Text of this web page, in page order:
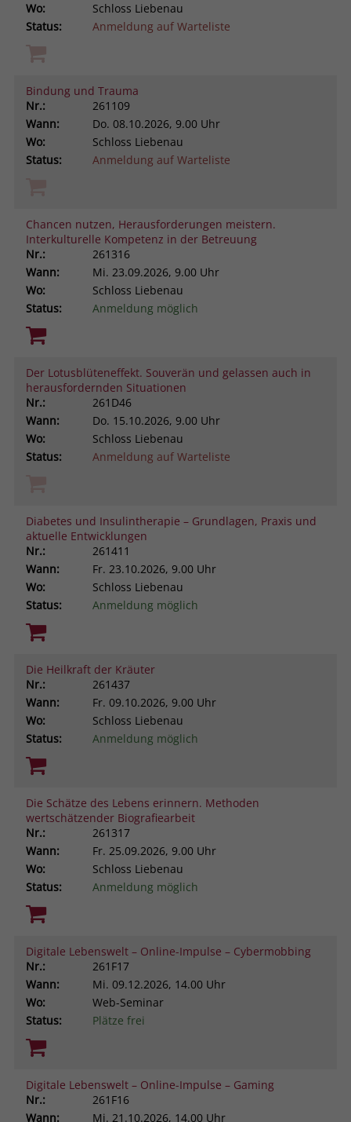
Wo:
Schloss Liebenau
Status:
Anmeldung auf Warteliste
Bindung und Trauma
Nr.:
261109
Wann:
Do. 08.10.2026, 9.00 Uhr
Wo:
Schloss Liebenau
Status:
Anmeldung auf Warteliste
Chancen nutzen, Herausforderungen meistern.
Interkulturelle Kompetenz in der Betreuung
Nr.:
261316
Wann:
Mi. 23.09.2026, 9.00 Uhr
Wo:
Schloss Liebenau
Status:
Anmeldung möglich
Der Lotusblüteneffekt. Souverän und gelassen auch in
herausfordernden Situationen
Nr.:
261D46
Wann:
Do. 15.10.2026, 9.00 Uhr
Wo:
Schloss Liebenau
Status:
Anmeldung auf Warteliste
Diabetes und Insulintherapie – Grundlagen, Praxis und
aktuelle Entwicklungen
Nr.:
261411
Wann:
Fr. 23.10.2026, 9.00 Uhr
Wo:
Schloss Liebenau
Status:
Anmeldung möglich
Die Heilkraft der Kräuter
Nr.:
261437
Wann:
Fr. 09.10.2026, 9.00 Uhr
Wo:
Schloss Liebenau
Status:
Anmeldung möglich
Die Schätze des Lebens erinnern. Methoden
wertschätzender Biografiearbeit
Nr.:
261317
Wann:
Fr. 25.09.2026, 9.00 Uhr
Wo:
Schloss Liebenau
Status:
Anmeldung möglich
Digitale Lebenswelt – Online-Impulse – Cybermobbing
Nr.:
261F17
Wann:
Mi. 09.12.2026, 14.00 Uhr
Wo:
Web-Seminar
Status:
Plätze frei
Digitale Lebenswelt – Online-Impulse – Gaming
Nr.:
261F16
Wann:
Mi. 21.10.2026, 14.00 Uhr